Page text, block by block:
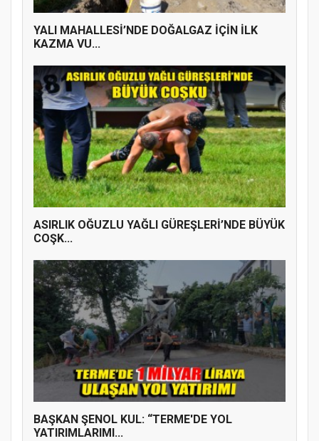
YALI MAHALLESİ’NDE DOĞALGAZ İÇİN İLK
KAZMA VU...
ASIRLIK OĞUZLU YAĞLI GÜREŞLERİ’NDE BÜYÜK
COŞK...
BAŞKAN ŞENOL KUL: “TERME'DE YOL
YATIRIMLARIMI...